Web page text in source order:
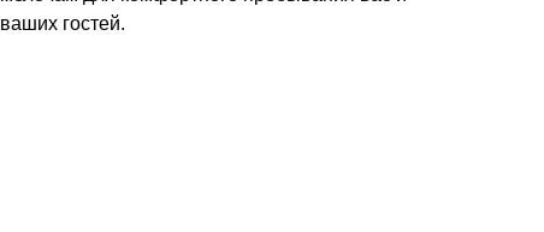
ваших гостей.